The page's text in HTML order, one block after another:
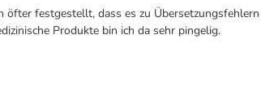
öfter festgestellt, dass es zu Übersetzungsfehlern
Produkte bin ich da sehr pingelig.